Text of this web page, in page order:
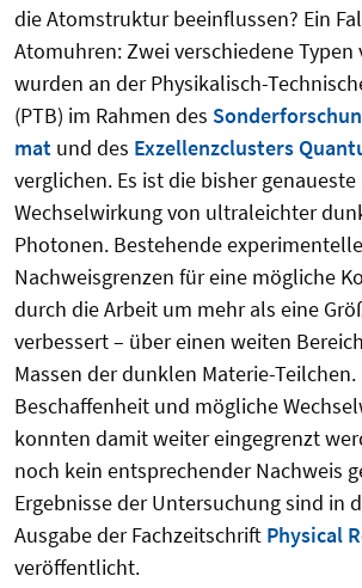
die Atomstruktur beeinflussen? Ein
Atomuhren: Zwei verschiedene Typen
wurden an der Physikalisch-
(PTB) im Rahmen des
mat und des Exzellenzclusters
verglichen. Es ist die bisher
Wechselwirkung von ultraleichter
Photonen. Bestehende experimentelle
Nachweisgrenzen für eine mögliche
durch die Arbeit um mehr als eine
verbessert – über einen weiten
Massen der dunklen Materie-Teilchen.
Beschaffenheit und mögliche
konnten damit weiter eingegrenzt
noch kein entsprechender Nachweis
Ergebnisse der Untersuchung sind in
Ausgabe der Fachzeitschrift Physical
veröffentlicht.